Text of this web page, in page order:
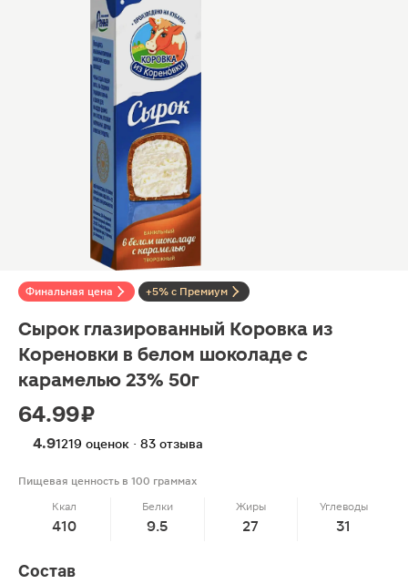
Финальная цена +5% с Премиум
Сырок глазированный Коровка из
Кореновки в белом шоколаде с
карамелью 23% 50г
64.99 ₽
4.91219 оценок · 83 отзыва
Пищевая ценность в 100 граммах
Ккал
410
Белки
9.5
Жиры
27
Углеводы
31
Состав